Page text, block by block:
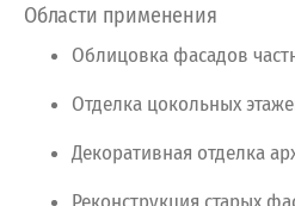
Области применения
Облицовка фасадов
Отделка цокольных
Декоративная отделка